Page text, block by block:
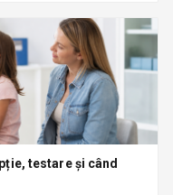
testare și când